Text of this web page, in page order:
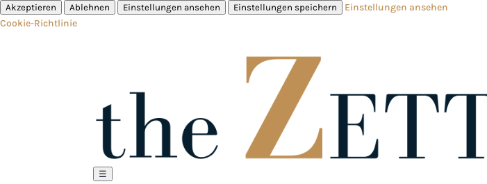
Akzeptieren Ablehnen Einstellungen ansehen Einstellungen speichern
Einstellungen ansehen
Cookie-Richtlinie
☰